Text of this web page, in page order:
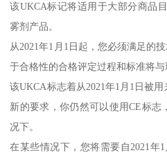
该UKCA标记将适用于大部分商品
雾剂产品。
从2021年1月1日起，您必须满足的
于合格性的合格评定过程和标准将与
该UKCA标志着从2021年1月1日被
新的要求，你仍然可以使用CE标志
况下。
在某些情况下，您将需要自2021年